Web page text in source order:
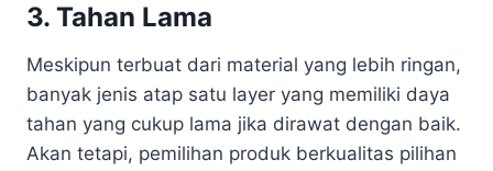
3. Tahan Lama
Meskipun terbuat dari material yang lebih ringan,
banyak jenis atap satu layer yang memiliki daya
tahan yang cukup lama jika dirawat dengan baik.
Akan tetapi, pemilihan produk berkualitas pilihan